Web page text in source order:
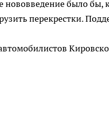
нововведение было бы,
перекрестки.